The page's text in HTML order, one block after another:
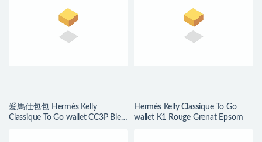
愛馬仕包包 Hermès Kelly
Classique To Go wallet CC3P Bleu
Hermès Kelly Classique To Go
wallet K1 Rouge Grenat Epsom